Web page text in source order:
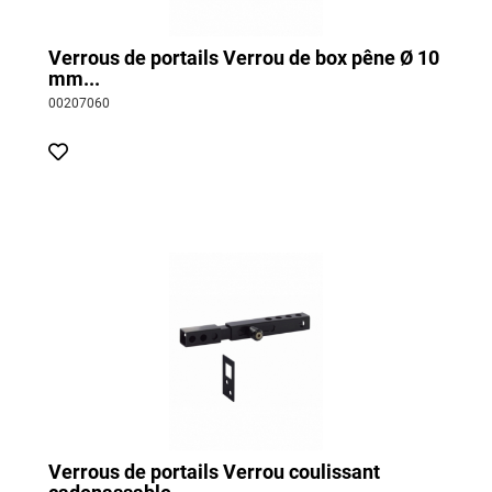
Verrous de portails Verrou de box pêne Ø 10
mm...
00207060
Verrous de portails Verrou coulissant